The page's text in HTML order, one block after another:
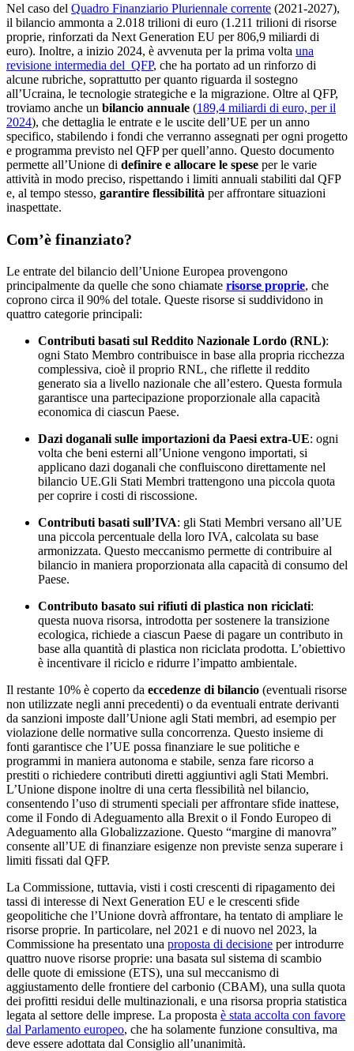
Nel caso del Quadro Finanziario Pluriennale corrente (2021-2027),
il bilancio ammonta a 2.018 trilioni di euro (1.211 trilioni di risorse
proprie, rinforzati da Next Generation EU per 806,9 miliardi di
euro). Inoltre, a inizio 2024, è avvenuta per la prima volta una
revisione intermedia del QFP, che ha portato ad un rinforzo di
alcune rubriche, soprattutto per quanto riguarda il sostegno
all’Ucraina, le tecnologie strategiche e la migrazione. Oltre al QFP,
troviamo anche un bilancio annuale (189,4 miliardi di euro, per il
2024), che dettaglia le entrate e le uscite dell’UE per un anno
specifico, stabilendo i fondi che verranno assegnati per ogni progetto
e programma previsto nel QFP per quell’anno. Questo documento
permette all’Unione di definire e allocare le spese per le varie
attività in modo preciso, rispettando i limiti annuali stabiliti dal QFP
e, al tempo stesso, garantire flessibilità per affrontare situazioni
inaspettate.
Com’è finanziato?
Le entrate del bilancio dell’Unione Europea provengono
principalmente da quelle che sono chiamate risorse proprie, che
coprono circa il 90% del totale. Queste risorse si suddividono in
quattro categorie principali:
Contributi basati sul Reddito Nazionale Lordo (RNL):
ogni Stato Membro contribuisce in base alla propria ricchezza
complessiva, cioè il proprio RNL, che riflette il reddito
generato sia a livello nazionale che all’estero. Questa formula
garantisce una partecipazione proporzionale alla capacità
economica di ciascun Paese.
Dazi doganali sulle importazioni da Paesi extra-UE: ogni
volta che beni esterni all’Unione vengono importati, si
applicano dazi doganali che confluiscono direttamente nel
bilancio UE.Gli Stati Membri trattengono una piccola quota
per coprire i costi di riscossione.
Contributi basati sull’IVA: gli Stati Membri versano all’UE
una piccola percentuale della loro IVA, calcolata su base
armonizzata. Questo meccanismo permette di contribuire al
bilancio in maniera proporzionata alla capacità di consumo del
Paese.
Contributo basato sui rifiuti di plastica non riciclati:
questa nuova risorsa, introdotta per sostenere la transizione
ecologica, richiede a ciascun Paese di pagare un contributo in
base alla quantità di plastica non riciclata prodotta. L’obiettivo
è incentivare il riciclo e ridurre l’impatto ambientale.
Il restante 10% è coperto da eccedenze di bilancio (eventuali risorse
non utilizzate negli anni precedenti) o da eventuali entrate derivanti
da sanzioni imposte dall’Unione agli Stati membri, ad esempio per
violazione delle normative sulla concorrenza. Questo insieme di
fonti garantisce che l’UE possa finanziare le sue politiche e
programmi in maniera autonoma e stabile, senza fare ricorso a
prestiti o richiedere contributi diretti aggiuntivi agli Stati Membri.
L’Unione dispone inoltre di una certa flessibilità nel bilancio,
consentendo l’uso di strumenti speciali per affrontare sfide inattese,
come il Fondo di Adeguamento alla Brexit o il Fondo Europeo di
Adeguamento alla Globalizzazione. Questo “margine di manovra”
consente all’UE di finanziare esigenze non previste senza superare i
limiti fissati dal QFP.
La Commissione, tuttavia, visti i costi crescenti di ripagamento dei
tassi di interesse di Next Generation EU e le crescenti sfide
geopolitiche che l’Unione dovrà affrontare, ha tentato di ampliare le
risorse proprie. In particolare, nel 2021 e di nuovo nel 2023, la
Commissione ha presentato una proposta di decisione per introdurre
quattro nuove risorse proprie: una basata sul sistema di scambio
delle quote di emissione (ETS), una sul meccanismo di
aggiustamento delle frontiere del carbonio (CBAM), una sulla quota
dei profitti residui delle multinazionali, e una risorsa propria statistica
legata al settore delle imprese. La proposta è stata accolta con favore
dal Parlamento europeo, che ha solamente funzione consultiva, ma
deve essere adottata dal Consiglio all’unanimità.